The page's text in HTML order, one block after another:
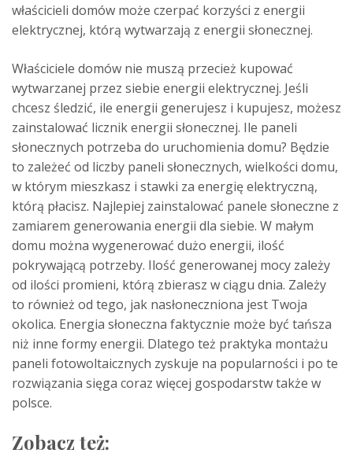
właścicieli domów może czerpać korzyści z energii
elektrycznej, którą wytwarzają z energii słonecznej.
Właściciele domów nie muszą przecież kupować
wytwarzanej przez siebie energii elektrycznej. Jeśli
chcesz śledzić, ile energii generujesz i kupujesz, możesz
zainstalować licznik energii słonecznej. Ile paneli
słonecznych potrzeba do uruchomienia domu? Będzie
to zależeć od liczby paneli słonecznych, wielkości domu,
w którym mieszkasz i stawki za energię elektryczną,
którą płacisz. Najlepiej zainstalować panele słoneczne z
zamiarem generowania energii dla siebie. W małym
domu można wygenerować dużo energii, ilość
pokrywającą potrzeby. Ilość generowanej mocy zależy
od ilości promieni, którą zbierasz w ciągu dnia. Zależy
to również od tego, jak nasłoneczniona jest Twoja
okolica. Energia słoneczna faktycznie może być tańsza
niż inne formy energii. Dlatego też praktyka montażu
paneli fotowoltaicznych zyskuje na popularności i po te
rozwiązania sięga coraz więcej gospodarstw także w
polsce.
Zobacz też: